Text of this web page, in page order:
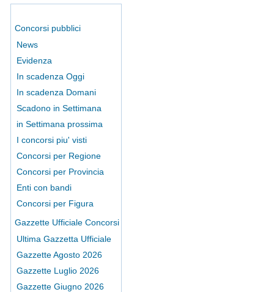
Concorsi pubblici
News
Evidenza
In scadenza Oggi
In scadenza Domani
Scadono in Settimana
in Settimana prossima
I concorsi piu' visti
Concorsi per Regione
Concorsi per Provincia
Enti con bandi
Concorsi per Figura
Gazzette Ufficiale Concorsi
Ultima Gazzetta Ufficiale
Gazzette Agosto 2026
Gazzette Luglio 2026
Gazzette Giugno 2026